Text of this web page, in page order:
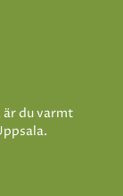
du varmt